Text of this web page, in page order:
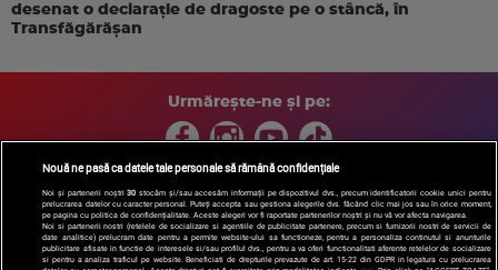
desenat o declaraţie de dragoste pe o stâncă, în
Transfăgărăşan
Urmărește-ne și pe:
Copyright © 2026 / DIGI ROMANIA S.A.
Arhiva
Comunicate de presă Politica de confidentialitate
Termeni
si conditii
Gestionați preferințele| Contact/Info Codul etic
Nouă ne pasă ca datele tale personale să rămână confidențiale
Noi și partenerii noștri30 stocăm și/sau accesăm informații pe dispozitivul dvs., precum identificatorii cookie unici pentru
prelucrarea datelor cu caracter personal. Puteți accepta sau gestiona alegerile dvs. făcând clic mai jos sau în orice moment,
pe pagina cu politica de confidențialitate. Aceste alegeri vor fi raportate partenerilor noștri și nu vă vor afecta navigarea.
Noi si partenerii nostri (retelele de socializare si agentiile de publicitate partenere, precum si furnizorii nostri de servicii de
date analitice) prelucram date pentru a permite website-ului sa functioneze, pentru a personaliza continutul si anunturile
publicitare afisate in functie de interesele si/sau profilul dvs., pentru a va oferi functionalitati aferente retelelor de socializare
si pentru a analiza traficul pe website. Beneficiati de drepturile prevazute de art. 15-22 din GDPR in legatura cu prelucrarea